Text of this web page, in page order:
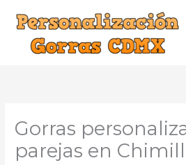
contenido
Gorras
parejas en